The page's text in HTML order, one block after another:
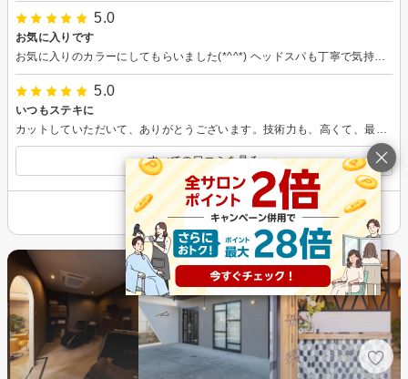
5.0
お気に入りです
お気に入りのカラーにしてもらいました(*^^*) ヘッドスパも丁寧で気持ちよかったです。
5.0
いつもステキに
カットしていただいて、ありがとうございます。技術力も、高くて、最後も綺麗に仕上げてくれるので大満足しています。
すべての口コミを見る
その他の情報を表示